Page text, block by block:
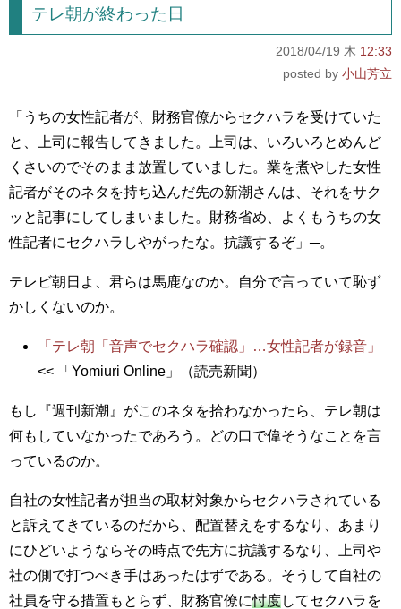
テレ朝が終わった日
2018/04/19 木 12:33
小山芳立
「うちの女性記者が、財務官僚からセクハラを受けていた
と、上司に報告してきました。上司は、いろいろとめんど
くさいのでそのまま放置していました。業を煮やした女性
記者がそのネタを持ち込んだ先の新潮さんは、それをサク
ッと記事にしてしまいました。財務省め、よくもうちの女
性記者にセクハラしやがったな。抗議するぞ」─。
テレビ朝日よ、君らは馬鹿なのか。自分で言っていて恥ず
かしくないのか。
「テレ朝「音声でセクハラ確認」…女性記者が録音」
<< 「Yomiuri Online」（読売新聞）
もし『週刊新潮』がこのネタを拾わなかったら、テレ朝は
何もしていなかったであろう。どの口で偉そうなことを言
っているのか。
自社の女性記者が担当の取材対象からセクハラされている
と訴えてきているのだから、配置替えをするなり、あまり
にひどいようならその時点で先方に抗議するなり、上司や
社の側で打つべき手はあったはずである。そうして自社の
社員を守る措置もとらず、財務官僚に忖度してセクハラを